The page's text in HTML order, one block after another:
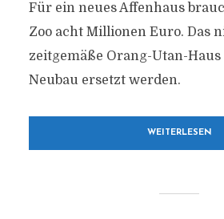
Für ein neues Affenhaus
Zoo acht Millionen Euro. Das
zeitgemäße Orang-Utan-
Neubau ersetzt werden.
WEITERLESEN